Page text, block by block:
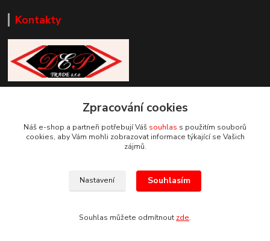
Kontakty
+420 777 085 857
info@deptrade.cz
Zpracování cookies
Náš e-shop a partneři potřebují Váš souhlas s použitím souborů
cookies, aby Vám mohli zobrazovat informace týkající se Vašich
zájmů.
Nastavení Souhlasím
Souhlas můžete odmítnout zde.